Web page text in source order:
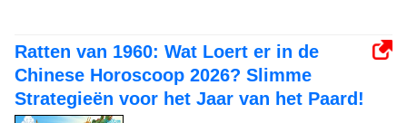
Ratten van 1960: Wat Loert er in de
Chinese Horoscoop 2026? Slimme
Strategieën voor het Jaar van het Paard!